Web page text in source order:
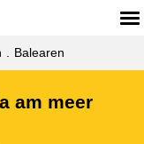
Balearen
am meer